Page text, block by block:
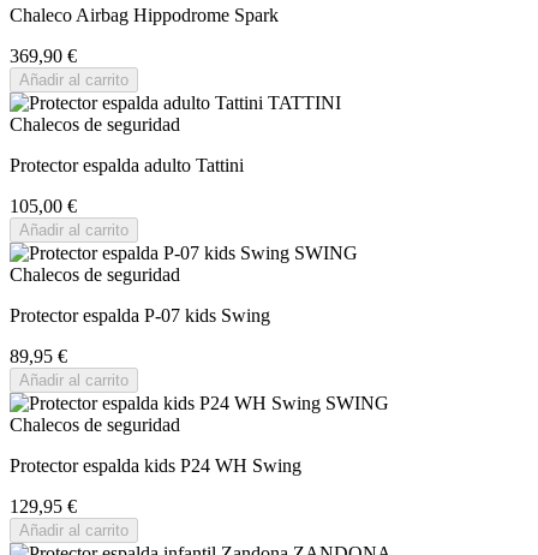
Chaleco Airbag Hippodrome Spark
369,90 €
Añadir al carrito
Chalecos de seguridad
Protector espalda adulto Tattini
105,00 €
Añadir al carrito
Chalecos de seguridad
Protector espalda P-07 kids Swing
89,95 €
Añadir al carrito
Chalecos de seguridad
Protector espalda kids P24 WH Swing
129,95 €
Añadir al carrito